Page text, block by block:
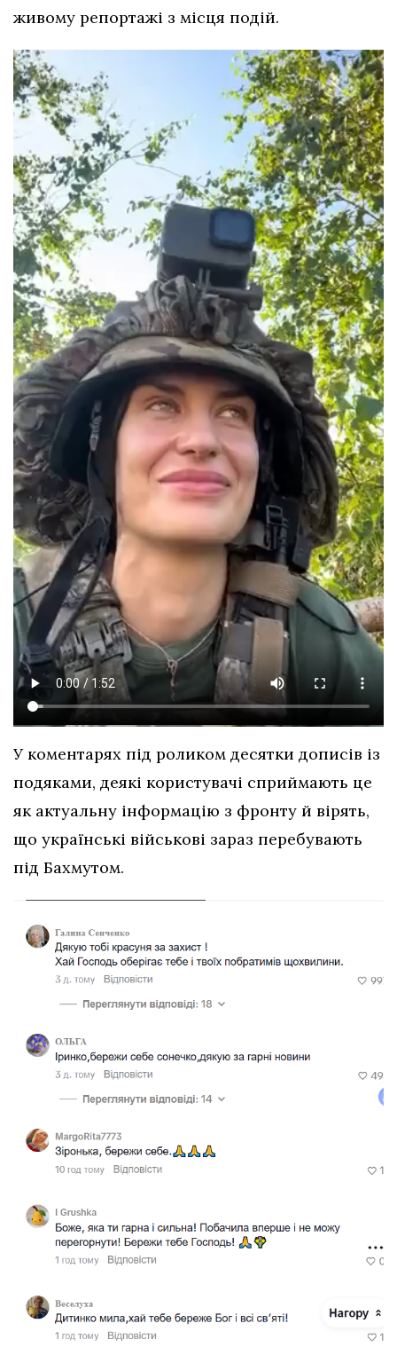
живому репортажі з місця подій.
У коментарях під роликом десятки дописів із
подяками, деякі користувачі сприймають це
як актуальну інформацію з фронту й вірять,
що українські військові зараз перебувають
під Бахмутом.